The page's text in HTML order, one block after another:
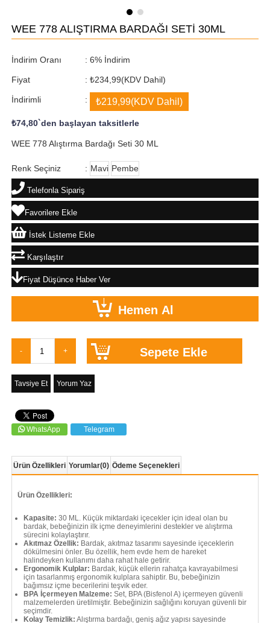
WEE 778 ALIŞTIRMA BARDAĞI SETİ 30ML
İndirim Oranı : %
6 İndirim
Fiyat : ₺234,99(KDV Dahil)
İndirimli : ₺219,99(KDV Dahil)
₺74,80`den başlayan taksitlerle
WEE 778 Alıştırma Bardağı Seti 30 ML
Renk Seçiniz : Mavi Pembe
Telefonla Sipariş
Favorilere Ekle
İstek Listeme Ekle
Karşılaştır
Fiyat Düşünce Haber Ver
Tavsiye Et Yorum Yaz
WhatsApp Telegram
Ürün Özellikleri Yorumlar(0) Ödeme Seçenekleri
Ürün Özellikleri:
Kapasite: 30 ML. Küçük miktardaki içecekler için ideal olan bu
bardak, bebeğinizin ilk içme deneyimlerini destekler ve alıştırma
sürecini kolaylaştırır.
Akıtmaz Özellik: Bardak, akıtmaz tasarımı sayesinde içeceklerin
dökülmesini önler. Bu özellik, hem evde hem de hareket
halindeyken kullanımı daha rahat hale getirir.
Ergonomik Kulplar: Bardak, küçük ellerin rahatça kavrayabilmesi
için tasarlanmış ergonomik kulplara sahiptir. Bu, bebeğinizin
bağımsız içme becerilerini teşvik eder.
BPA İçermeyen Malzeme: Set, BPA (Bisfenol A) içermeyen güvenli
malzemelerden üretilmiştir. Bebeğinizin sağlığını koruyan güvenli bir
seçimdir.
Kolay Temizlik: Alıştırma bardağı, geniş ağız yapısı sayesinde